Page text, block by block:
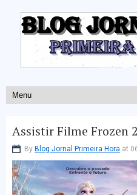
Assistir Filme Frozen
By Blog Jornal Primeira Hora at